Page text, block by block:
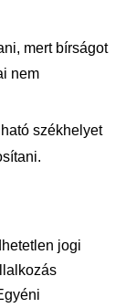
mert bírságot
nem
székhelyet
jogi